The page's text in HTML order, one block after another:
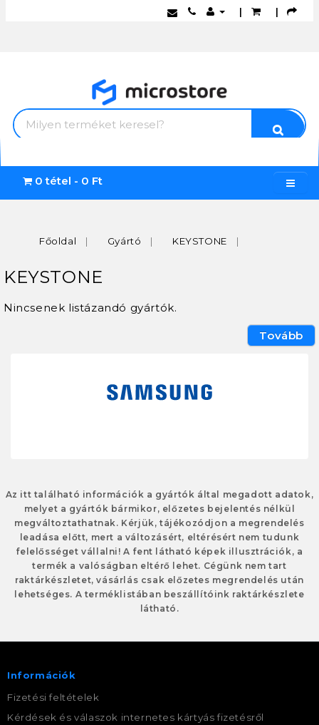
| |
0 tétel - 0 Ft
Főoldal Gyártó KEYSTONE
KEYSTONE
Nincsenek listázandó gyártók.
Tovább
Az itt található információk a gyártók által megadott adatok,
melyet a gyártók bármikor, előzetes bejelentés nélkül
megváltoztathatnak. Kérjük, tájékozódjon a megrendelés
leadása előtt, mert a változásért, eltérésért nem tudunk
felelősséget vállalni! A fent látható képek illusztrációk, a
termék a valóságban eltérő lehet. Cégünk nem tart
raktárkészletet, vásárlás csak előzetes megrendelés után
lehetséges. A terméklistában beszállítóink raktárkészlete
látható.
Információk
Fizetési feltételek
Kérdések és válaszok internetes kártyás fizetésről